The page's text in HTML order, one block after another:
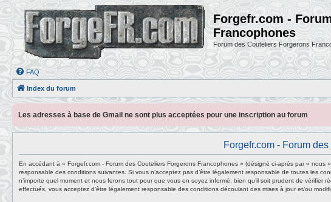
Forgefr.com -
Francophones
Forum des Couteliers Forgerons
FAQ
Index du forum
Les adresses à base de Gmail ne sont plus acceptées pour une inscription au forum
Forgefr.com - Forum
En accédant à « Forgefr.com - Forum des Couteliers Forgerons Francophones » (désigné ci-après par «
responsable des conditions suivantes. Si vous n’acceptez pas d’être légalement responsable de toutes les
n’importe quel moment et nous ferons tout pour que vous en soyez informé, bien qu’il soit prudent de
effectués, vous acceptez d’être légalement responsable des conditions découlant des mises à jour et/ou